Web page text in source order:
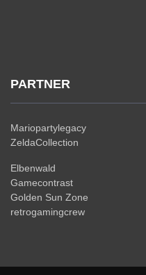
PARTNER
Mariopartylegacy
ZeldaCollection
Elbenwald
Gamecontrast
Golden Sun Zone
retrogamingcrew